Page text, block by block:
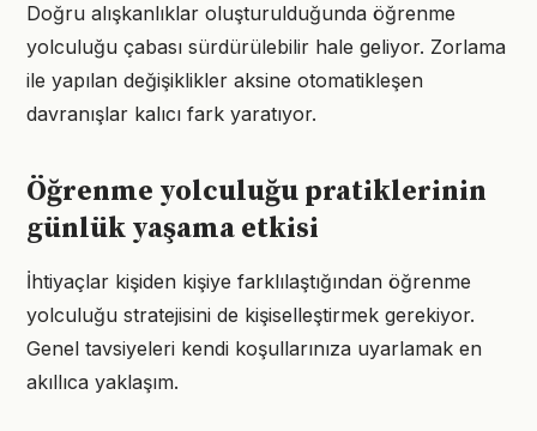
Doğru alışkanlıklar oluşturulduğunda öğrenme
yolculuğu çabası sürdürülebilir hale geliyor. Zorlama
ile yapılan değişiklikler aksine otomatikleşen
davranışlar kalıcı fark yaratıyor.
Öğrenme yolculuğu pratiklerinin
günlük yaşama etkisi
İhtiyaçlar kişiden kişiye farklılaştığından öğrenme
yolculuğu stratejisini de kişiselleştirmek gerekiyor.
Genel tavsiyeleri kendi koşullarınıza uyarlamak en
akıllıca yaklaşım.